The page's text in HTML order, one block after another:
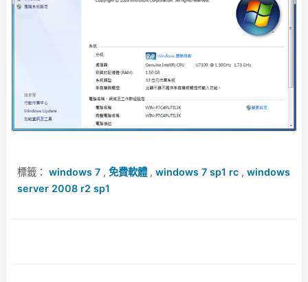
標籤： windows 7 , 免費軟體, windows 7 sp1 rc , windows
server 2008 r2 sp1